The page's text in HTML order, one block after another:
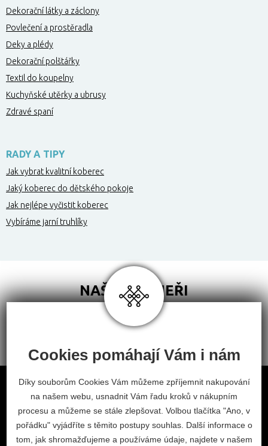
Dekorační látky a záclony
Povlečení a prostěradla
Deky a plédy
Dekorační polštářky
Textil do koupelny
Kuchyňské utěrky a ubrusy
Zdravé spaní
RADY A TIPY
Jak vybrat kvalitní koberec
Jaký koberec do dětského pokoje
Jak nejlépe vyčistit koberec
Vybíráme jarní truhlíky
NAŠI PARTNEŘI
Obchodní podmínky
Odstoupení od smlouvy
Nastavení cookies
facebookinstagram
Cookies pomáhají Vám i nám
Díky souborům Cookies Vám můžeme zpříjemnit nakupování
na našem webu, usnadnit Vám řadu kroků v nákupním
procesu a můžeme se stále zlepšovat. Volbou tlačítka "Ano, v
pořádku" vyjádříte s těmito postupy souhlas. Další informace o
tom, jak shromažďujeme a používáme údaje, najdete v našem